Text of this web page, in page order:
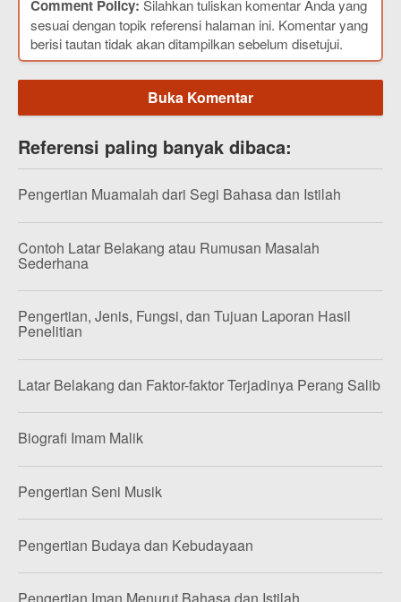
Comment Policy: Silahkan tuliskan komentar Anda yang
sesuai dengan topik referensi halaman ini. Komentar yang
berisi tautan tidak akan ditampilkan sebelum disetujui.
Buka Komentar
Referensi paling banyak dibaca:
Pengertian Muamalah dari Segi Bahasa dan Istilah
Contoh Latar Belakang atau Rumusan Masalah
Sederhana
Pengertian, Jenis, Fungsi, dan Tujuan Laporan Hasil
Penelitian
Latar Belakang dan Faktor-faktor Terjadinya Perang Salib
Biografi Imam Malik
Pengertian Seni Musik
Pengertian Budaya dan Kebudayaan